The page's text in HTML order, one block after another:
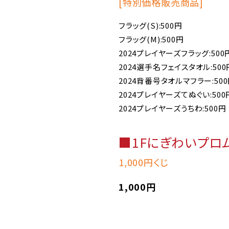
フラッグ(S):500円
フラッグ(M):500円
2024プレイヤーズフラッグ:500
2024選手名フェイスタオル:500
2024背番号タオルマフラー:500
2024プレイヤーズてぬぐい:500
2024プレイヤーズうちわ:500円
■1Fにぎわいプロ
1,000円くじ
1,000円